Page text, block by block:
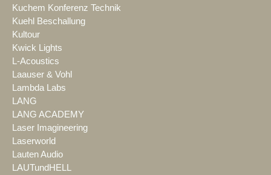
Kuchem Konferenz Technik
Kuehl Beschallung
Kultour
Kwick Lights
L-Acoustics
Laauser & Vohl
Lambda Labs
LANG
LANG ACADEMY
Laser Imagineering
Laserworld
Lauten Audio
LAUTundHELL